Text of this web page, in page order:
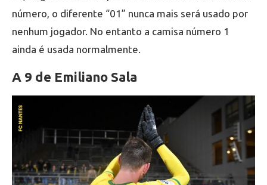
número, o diferente “01” nunca mais será usado por
nenhum jogador. No entanto a camisa número 1
ainda é usada normalmente.
A 9 de Emiliano Sala